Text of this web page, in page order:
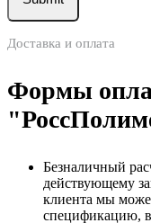
Доставка и оплата
Формы
Безналичный
действующему
клиента мы
спецификацию, в